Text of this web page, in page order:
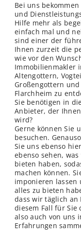
Bei uns
und
Hilfe mehr als
einfach mal und
sind einer der
Ihnen zurzeit die
wie vor den
Immobilienmakler
Altengottern,
Großengottern
Flarchheim zu
Sie benötigen in
Anbieter, der
wird?
Gerne können Sie
besuchen.
Sie uns ebenso
ebenso sehen,
bieten haben,
machen können.
imponieren lassen
alles zu bieten
dass wir täglich an
diesem Fall für Sie
also auch von uns
Erfahrungen